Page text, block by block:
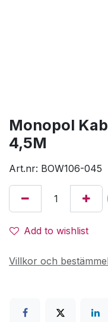
Monopol
4,5M
Art.nr: BOW106-045
Add to wishlist
Villkor och